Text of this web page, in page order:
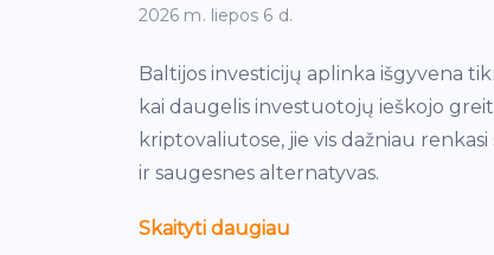
2026 m. liepos 6 d.
Baltijos investicijų aplinka išgyvena
kai daugelis investuotojų ieškojo
kriptovaliutose, jie vis dažniau
ir saugesnes alternatyvas.
Skaityti daugiau